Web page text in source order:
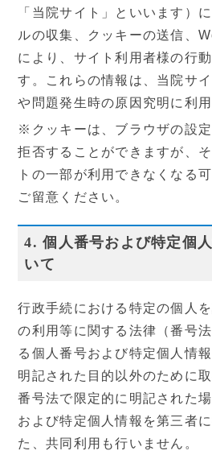
「当院サイト」といいます）
ルの収集、クッキーの送信、
により、サイト利用者様の行
す。これらの情報は、当院サ
や問題発生時の原因究明に利用
※クッキーは、ブラウザの設
拒否することができますが、
トの一部が利用できなくなる
ご留意ください。
4. 個人番号および特定個
いて
行政手続における特定の個人
の利用等に関する法律（番号
る個人番号および特定個人情
明記された目的以外のために
番号法で限定的に明記された
および特定個人情報を第三者
た、共同利用も行いません。
2026 8月
日 月 火 水
2 3
9 10 11 12
16
30 31
休診